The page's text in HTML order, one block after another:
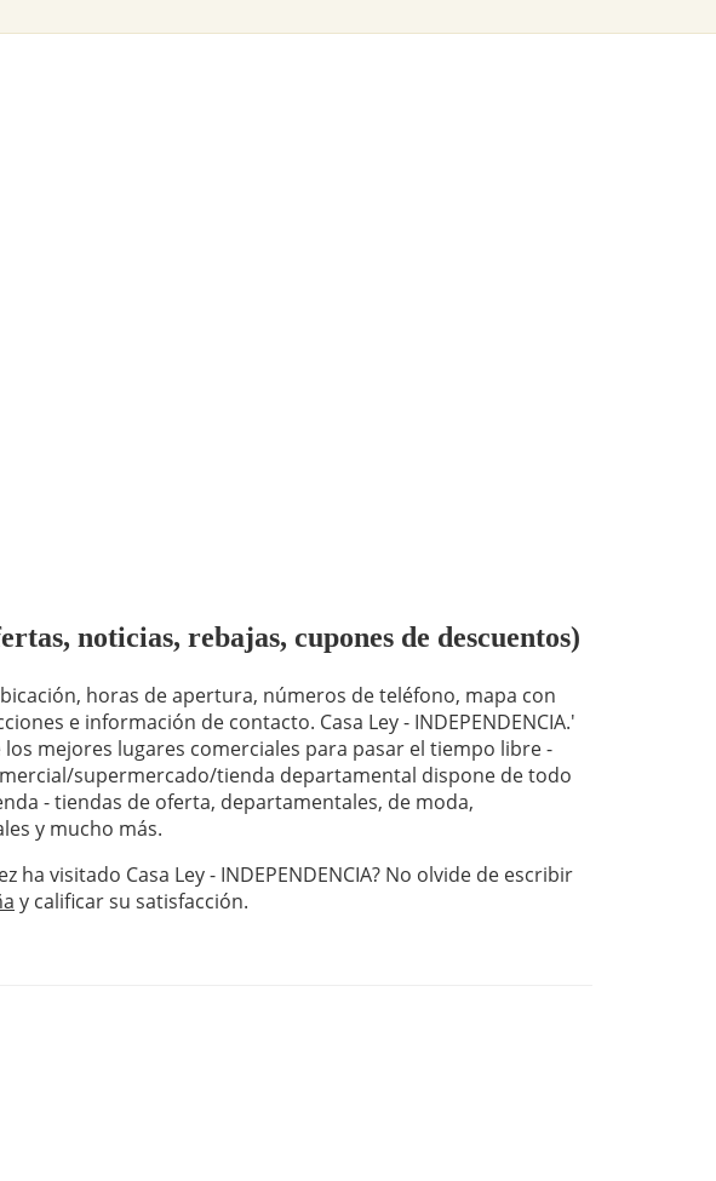
noticias, rebajas, cupones de descuentos)
horas de apertura, números de teléfono, mapa con
e información de contacto. Casa Ley - INDEPENDENCIA.'
los mejores lugares comerciales para pasar el tiempo libre -
supermercado/tienda departamental dispone de todo
- tiendas de oferta, departamentales, de moda,
y mucho más.
ha visitado Casa Ley - INDEPENDENCIA? No olvide de escribir
y calificar su satisfacción.